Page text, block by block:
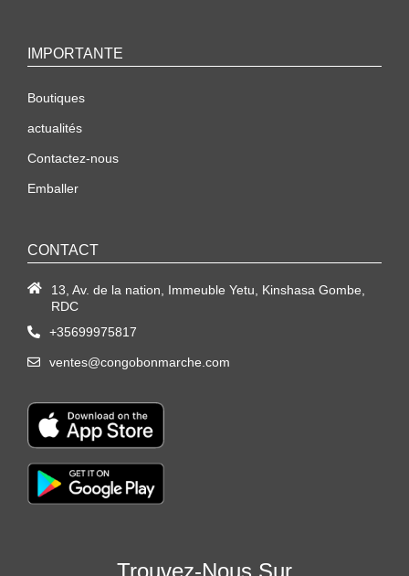
IMPORTANTE
Boutiques
actualités
Contactez-nous
Emballer
CONTACT
13, Av. de la nation, Immeuble Yetu, Kinshasa Gombe,
RDC
+35699975817
ventes@congobonmarche.com
Trouvez-Nous Sur